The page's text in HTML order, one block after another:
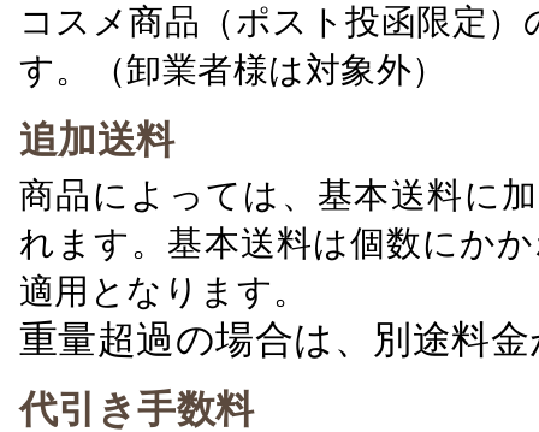
コスメ商品（ポスト投函限定
す。（卸業者様は対象外）
追加送料
商品によっては、基本送料に
れます。基本送料は個数にか
適用となります。
重量超過の場合は、別途料
代引き手数料